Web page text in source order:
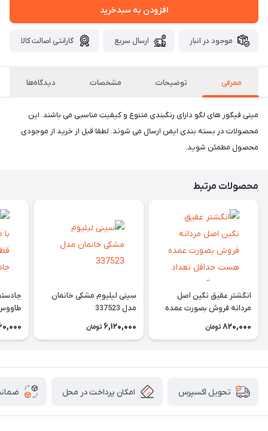
افزودن به سبدخرید
موجود در انبار ارسال سریع گارانتی اصالت کالا
معرفی توضیحات مشخصات دیدگاه‌ها
مینی فیگور های لگو دارای رنگبندی متنوع و کیفیت مناسبی می باشند. این
محصولات در بسته بندی ایمن ارسال می شوند. لطفا قبل از خرید از موجودی
محصول مطمئن شوید.
محصولات مرتبط
انگشتر عقیق نگین اصل
مردانه فروش بصورت عمده
3عدد هست فروش بصورت
820,000 تومان
سینی لیلیوم مشکی خانمان
مدل 337523
6,120,000 تومان
تحویل اکسپرس امکان پرداخت در محل